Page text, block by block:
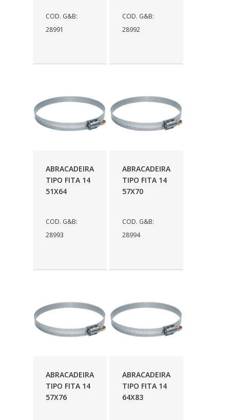
COD. G&B:
28991
COD. G&B:
28992
ABRACADEIRA
TIPO FITA 14
51X64
COD. G&B:
28993
ABRACADEIRA
TIPO FITA 14
57X70
COD. G&B:
28994
ABRACADEIRA
TIPO FITA 14
57X76
ABRACADEIRA
TIPO FITA 14
64X83